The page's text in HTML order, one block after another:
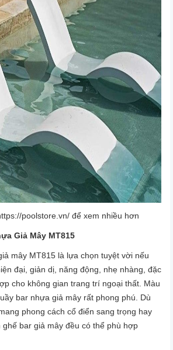
poolstore.vn/ để xem nhiều hơn
Giả Mây MT815
mây MT815 là lựa chọn tuyệt vời nếu
đại, giản dị, năng động, nhẹ nhàng, đặc
cho không gian trang trí ngoại thất. Màu
bar nhựa giả mây rất phong phú. Dù
phong cách cổ điển sang trọng hay
ghế bar giả mây đều có thể phù hợp